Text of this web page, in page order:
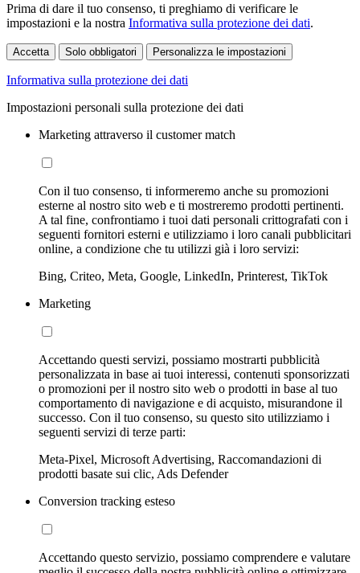
Prima di dare il tuo consenso, ti preghiamo di verificare le
impostazioni e la nostra Informativa sulla protezione dei dati.
Accetta Solo obbligatori Personalizza le impostazioni
Informativa sulla protezione dei dati
Impostazioni personali sulla protezione dei dati
Marketing attraverso il customer match
Con il tuo consenso, ti informeremo anche su promozioni
esterne al nostro sito web e ti mostreremo prodotti pertinenti.
A tal fine, confrontiamo i tuoi dati personali crittografati con i
seguenti fornitori esterni e utilizziamo i loro canali pubblicitari
online, a condizione che tu utilizzi già i loro servizi:
Bing, Criteo, Meta, Google, LinkedIn, Printerest, TikTok
Marketing
Accettando questi servizi, possiamo mostrarti pubblicità
personalizzata in base ai tuoi interessi, contenuti sponsorizzati
o promozioni per il nostro sito web o prodotti in base al tuo
comportamento di navigazione e di acquisto, misurandone il
successo. Con il tuo consenso, su questo sito utilizziamo i
seguenti servizi di terze parti:
Meta-Pixel, Microsoft Advertising, Raccomandazioni di
prodotti basate sui clic, Ads Defender
Conversion tracking esteso
Accettando questo servizio, possiamo comprendere e valutare